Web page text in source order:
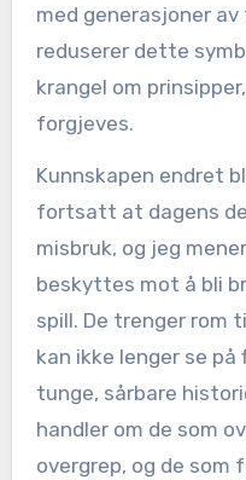
med generasjoner av
reduserer dette
krangel om
forgjeves.
Kunnskapen endret
fortsatt at dagens
misbruk, og jeg
beskyttes mot å bli
spill. De trenger rom
kan ikke lenger se
tunge, sårbare
handler om de som
overgrep, og de